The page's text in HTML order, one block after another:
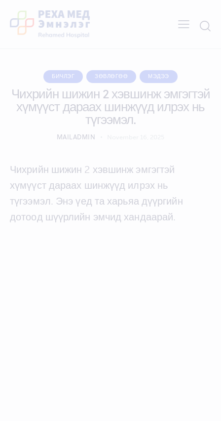
БИЧЛЭГ ЗӨВЛӨГӨӨ МЭДЭЭ
Чихрийн шижин 2 хэвшинж эмгэгтэй
хүмүүст дараах шинжүүд илрэх нь
түгээмэл.
MAILADMIN
Чихрийн шижин 2 хэвшинж эмгэгтэй
хүмүүст дараах шинжүүд илрэх нь
түгээмэл. Энэ үед та харьяа дүүргийн
дотоод шүүрлийн эмчид хандаарай.